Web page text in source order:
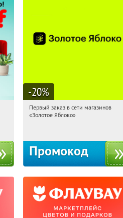
-20%
11:45:42
Получи первым!
Первый заказ в сети магазинов
«Золотое Яблоко»
Промокод